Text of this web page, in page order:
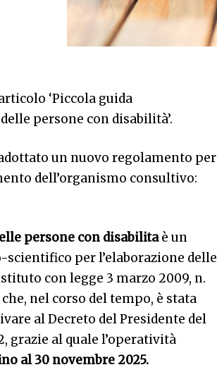
‘Piccola guida
persone con disabilità’.
un nuovo regolamento per
dell’organismo consultivo:
persone con disabilitaè un
per l’elaborazione delle
con legge 3 marzo 2009, n.
nel corso del tempo, è stata
al Decreto del Presidente del
grazie al quale l’operatività
al 30 novembre 2025.